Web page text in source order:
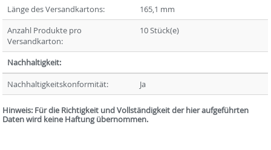
Länge des Versandkartons:
165,1 mm
Anzahl Produkte pro
Versandkarton:
10 Stück(e)
Nachhaltigkeit:
Nachhaltigkeitskonformität:
Ja
Hinweis: Für die Richtigkeit und Vollständigkeit der hier aufgeführten
Daten wird keine Haftung übernommen.